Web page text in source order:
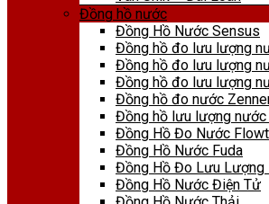
Đồng hồ nước
Đồng Hồ Nước Sensus
Đồng hồ đo lưu lượng
Đồng hồ đo lưu lượng
Đồng hồ đo lưu lượng
Đồng hồ đo nước
Đồng hồ lưu lượng nước
Đồng Hồ Đo Nước
Đồng Hồ Nước Fuda
Đồng Hồ Đo Lưu Lượng
Đồng Hồ Nước Điện Tử